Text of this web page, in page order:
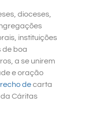
dioceses,
instituições
de boa
a se unirem
e oração
decarta
Cáritas